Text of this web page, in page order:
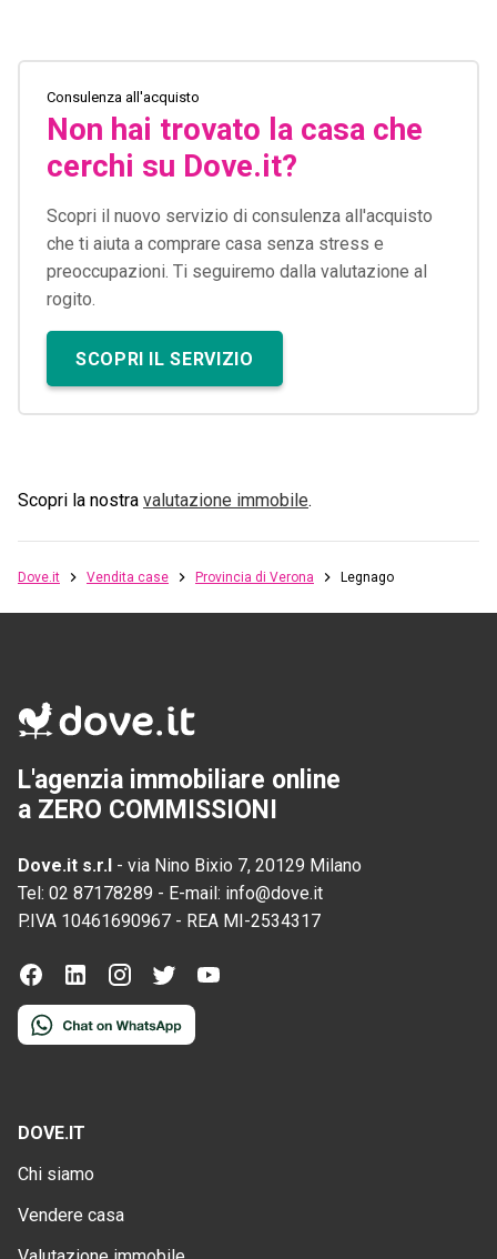
Consulenza all'acquisto
Non hai trovato la casa che
cerchi su Dove.it?
Scopri il nuovo servizio di consulenza all'acquisto
che ti aiuta a comprare casa senza stress e
preoccupazioni. Ti seguiremo dalla valutazione al
rogito.
SCOPRI IL SERVIZIO
Scopri la nostra valutazione immobile.
Dove.it Vendita case Provincia di Verona Legnago
L'agenzia immobiliare online
a ZERO COMMISSIONI
Dove.it s.r.l - via Nino Bixio 7, 20129 Milano
Tel: 02 87178289 - E-mail: info@dove.it
P.IVA 10461690967 - REA MI-2534317
DOVE.IT
Chi siamo
Vendere casa